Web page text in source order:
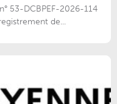
53-DCBPEF-2026-114
de...